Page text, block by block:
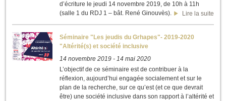
d’écriture le jeudi 14 novembre 2019, de 10h à 11h
(salle 1 du RDJ 1 – bât. René Ginouvès).
Lire la suite
Séminaire "Les jeudis du Grhapes"- 2019-2020
"Altérité(s) et société inclusive
14 novembre 2019 - 14 mai 2020
L’objectif de ce séminaire est de contribuer à la
réflexion, aujourd’hui engagée socialement et sur le
plan de la recherche, sur ce qu’est (et ce que devrait
être) une société inclusive dans son rapport à l’altérité et